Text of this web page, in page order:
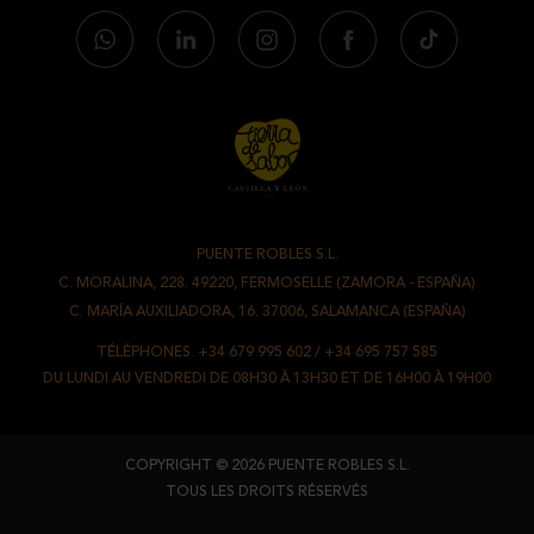
PUENTE ROBLES S.L.
C. MORALINA, 228. 49220, FERMOSELLE (ZAMORA - ESPAÑA)
C. MARÍA AUXILIADORA, 16. 37006, SALAMANCA (ESPAÑA)
TÉLÉPHONES. +34 679 995 602 / +34 695 757 585
DU LUNDI AU VENDREDI DE 08H30 À 13H30 ET DE 16H00 À 19H00
COPYRIGHT © 2026 PUENTE ROBLES S.L.
TOUS LES DROITS RÉSERVÉS